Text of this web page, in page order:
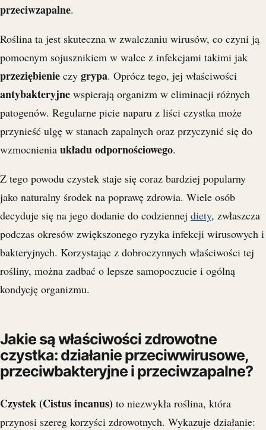
przeciwzapalne.
Roślina ta jest skuteczna w zwalczaniu wirusów, co czyni ją
pomocnym sojusznikiem w walce z infekcjami takimi jak
przeziębienie czy grypa. Oprócz tego, jej właściwości
antybakteryjne wspierają organizm w eliminacji różnych
patogenów. Regularne picie naparu z liści czystka może
przynieść ulgę w stanach zapalnych oraz przyczynić się do
wzmocnienia układu odpornościowego.
Z tego powodu czystek staje się coraz bardziej popularny
jako naturalny środek na poprawę zdrowia. Wiele osób
decyduje się na jego dodanie do codziennej diety, zwłaszcza
podczas okresów zwiększonego ryzyka infekcji wirusowych i
bakteryjnych. Korzystając z dobroczynnych właściwości tej
rośliny, można zadbać o lepsze samopoczucie i ogólną
kondycję organizmu.
Jakie są właściwości zdrowotne
czystka: działanie przeciwwirusowe,
przeciwbakteryjne i przeciwzapalne?
Czystek (Cistus incanus) to niezwykła roślina, która
przynosi szereg korzyści zdrowotnych. Wykazuje działanie: